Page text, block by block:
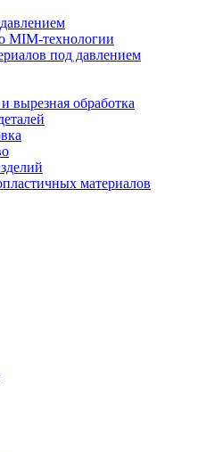
MIM-технологии
под давлением
вырезная обработка
материалов